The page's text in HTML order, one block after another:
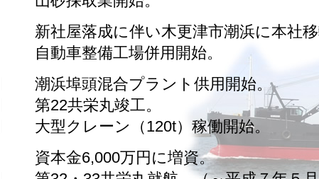
新社屋落成に伴い木更津市潮浜に本社移
自動車整備工場併用開始。
潮浜埠頭混合プラント供用開始。
第22共栄丸竣工。
大型クレーン（120t）稼働開始。
資本金6,000万円に増資。